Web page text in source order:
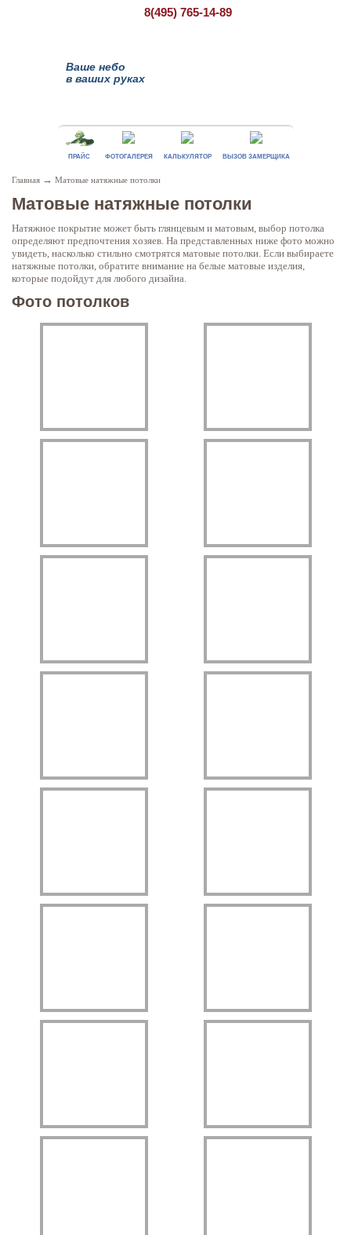
8(495) 765-14-89
Ваше небо
в ваших руках
ПРАЙС ФОТОГАЛЕРЕЯ КАЛЬКУЛЯТОР ВЫЗОВ ЗАМЕРЩИКА
Главная → Матовые натяжные потолки
Матовые натяжные потолки
Натяжное покрытие может быть глянцевым и матовым, выбор потолка
определяют предпочтения хозяев. На представленных ниже фото можно
увидеть, насколько стильно смотрятся матовые потолки. Если выбираете
натяжные потолки, обратите внимание на белые матовые изделия,
которые подойдут для любого дизайна.
Фото потолков